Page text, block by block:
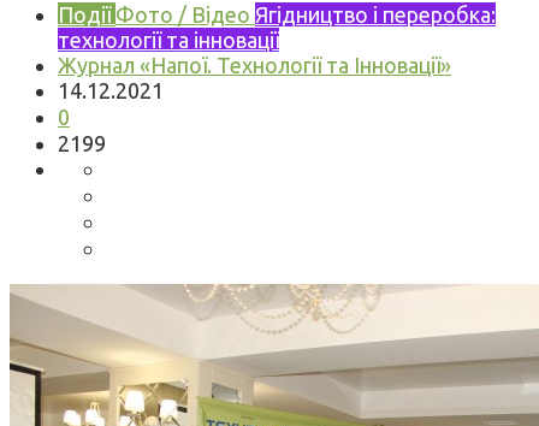
Події Фото / Відео Ягідництво і переробка:
технології та інновації
Журнал «Напої. Технології та Інновації»
14.12.2021
0
2199